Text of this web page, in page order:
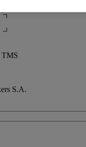
TMS
S.A.